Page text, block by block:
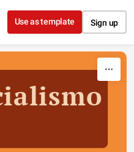
Use as template Sign up